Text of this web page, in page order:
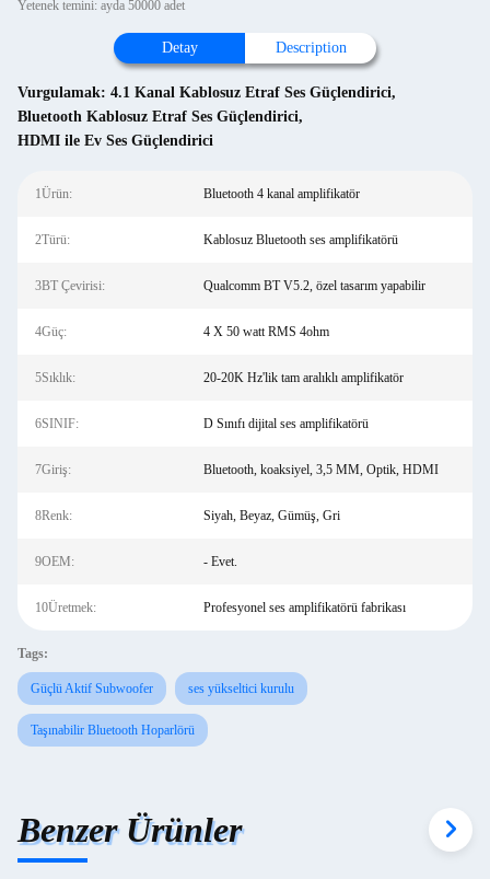
Yetenek temini: ayda 50000 adet
Detay Description
Vurgulamak: 4.1 Kanal Kablosuz Etraf Ses Güçlendirici,
Bluetooth Kablosuz Etraf Ses Güçlendirici,
HDMI ile Ev Ses Güçlendirici
1Ürün: Bluetooth 4 kanal amplifikatör
2Türü: Kablosuz Bluetooth ses amplifikatörü
3BT Çevirisi: Qualcomm BT V5.2, özel tasarım yapabilir
4Güç: 4 X 50 watt RMS 4ohm
5Sıklık: 20-20K Hz'lik tam aralıklı amplifikatör
6SINIF: D Sınıfı dijital ses amplifikatörü
7Giriş: Bluetooth, koaksiyel, 3,5 MM, Optik, HDMI
8Renk: Siyah, Beyaz, Gümüş, Gri
9OEM: - Evet.
10Üretmek: Profesyonel ses amplifikatörü fabrikası
Tags:
Güçlü Aktif Subwoofer ses yükseltici kurulu
Taşınabilir Bluetooth Hoparlörü
Benzer Ürünler